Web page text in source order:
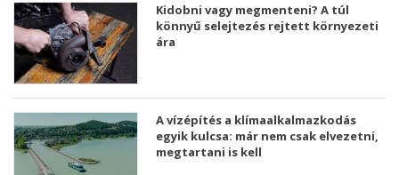
Kidobni vagy megmenteni? A túl
könnyű selejtezés rejtett környezeti
ára
A vízépítés a klímaalkalmazkodás
egyik kulcsa: már nem csak elvezetni,
megtartani is kell